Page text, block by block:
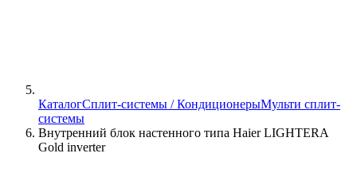
КаталогСплит-системы / КондиционерыМульти сплит-
системы
Внутренний блок настенного типа Haier LIGHTERA
Gold inverter